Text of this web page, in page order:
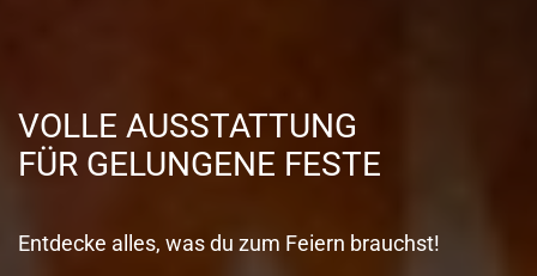
VOLLE AUSSTATTUNG
FÜR GELUNGENE FESTE
Entdecke alles, was du zum Feiern brauchst!